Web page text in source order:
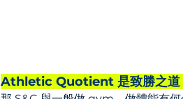
Athletic Quotient 是致勝之道